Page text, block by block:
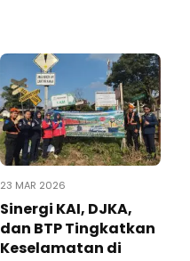
23 MAR 2026
Sinergi KAI, DJKA,
dan BTP Tingkatkan
Keselamatan di